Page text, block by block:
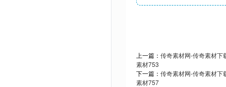
上一篇： 传奇素材网-传奇素材下
素材753
下一篇： 传奇素材网-传奇素材下
素材757